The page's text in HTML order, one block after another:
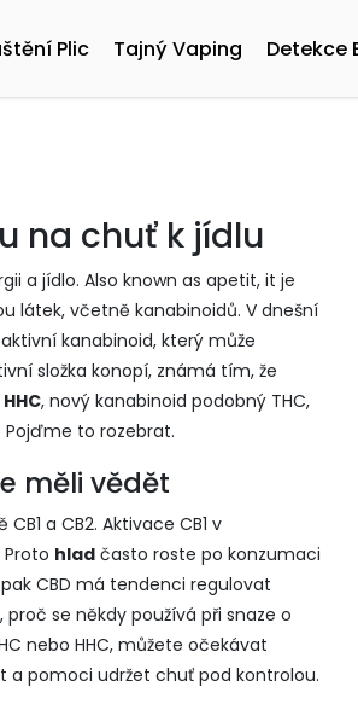
Plic Tajný Vaping Detekce
na chuť k jídlu
a jídlo. Also known as apetit, it je
látek, včetně kanabinoidů. V dnešní
kanabinoid, který může
složka konopí, známá tím, že
HHC, nový kanabinoid podobný THC,
to rozebrat.
měli vědět
a CB2. Aktivace CB1 v
hlad často roste po konzumaci
CBD má tendenci regulovat
se někdy používá při snaze o
nebo HHC, můžete očekávat
pomoci udržet chuť pod kontrolou.